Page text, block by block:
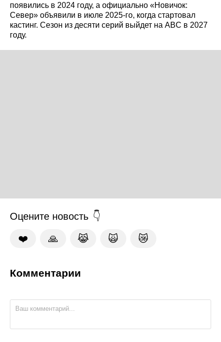
появились в 2024 году, а официально «Новичок:
Север» объявили в июле 2025-го, когда стартовал
кастинг. Сезон из десяти серий выйдет на ABC в 2027
году.
Оцените новость
❤️ 🙏 😹 🙀 😿
Комментарии